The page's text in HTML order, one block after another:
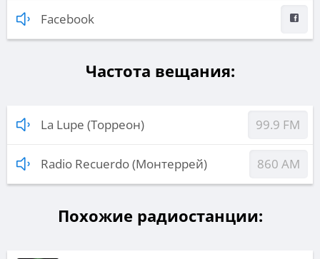
Facebook
Частота вещания:
La Lupe (Торреон) 99.9 FM
Radio Recuerdo (Монтеррей) 860 AM
Похожие радиостанции: